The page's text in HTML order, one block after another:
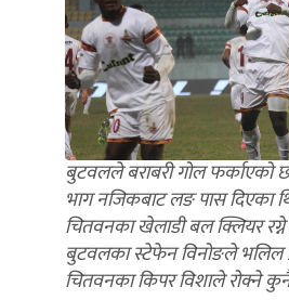
बुटवलले बराबरी गोल फर्काएको
भाग नजिकबाट लङ पास दिएका
चितवनका खेलाडी बल क्लियर
बुटवलका स्टेफेन विनोङले भलिल
चितवनका किपर विशाले रोक्ने